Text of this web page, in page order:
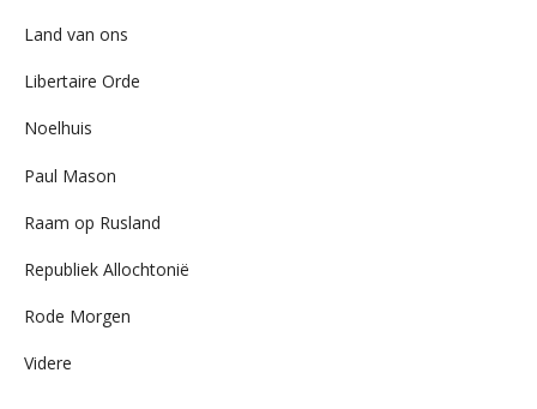
Land van ons
Libertaire Orde
Noelhuis
Paul Mason
Raam op Rusland
Republiek Allochtonië
Rode Morgen
Videre